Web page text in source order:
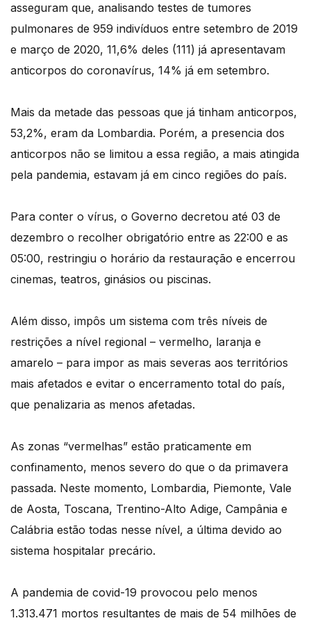
asseguram que, analisando testes de tumores
pulmonares de 959 indivíduos entre setembro de 2019
e março de 2020, 11,6% deles (111) já apresentavam
anticorpos do coronavírus, 14% já em setembro.
Mais da metade das pessoas que já tinham anticorpos,
53,2%, eram da Lombardia. Porém, a presencia dos
anticorpos não se limitou a essa região, a mais atingida
pela pandemia, estavam já em cinco regiões do país.
Para conter o vírus, o Governo decretou até 03 de
dezembro o recolher obrigatório entre as 22:00 e as
05:00, restringiu o horário da restauração e encerrou
cinemas, teatros, ginásios ou piscinas.
Além disso, impôs um sistema com três níveis de
restrições a nível regional – vermelho, laranja e
amarelo – para impor as mais severas aos territórios
mais afetados e evitar o encerramento total do país,
que penalizaria as menos afetadas.
As zonas “vermelhas” estão praticamente em
confinamento, menos severo do que o da primavera
passada. Neste momento, Lombardia, Piemonte, Vale
de Aosta, Toscana, Trentino-Alto Adige, Campânia e
Calábria estão todas nesse nível, a última devido ao
sistema hospitalar precário.
A pandemia de covid-19 provocou pelo menos
1.313.471 mortos resultantes de mais de 54 milhões de